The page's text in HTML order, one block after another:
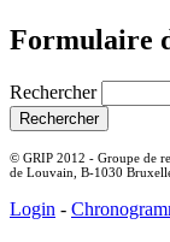
Formulaire
Rechercher
© GRIP 2012 - Groupe de
de Louvain, B-1030
Login -